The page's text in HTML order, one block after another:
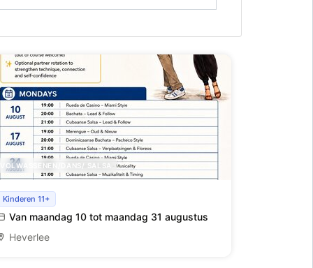
VOLWASSENEN/DANS/ SALSA
Rueda, bachata & merengue zomer in
Kinderen 11+
Van maandag 10 tot maandag 31 augustus
Heverlee